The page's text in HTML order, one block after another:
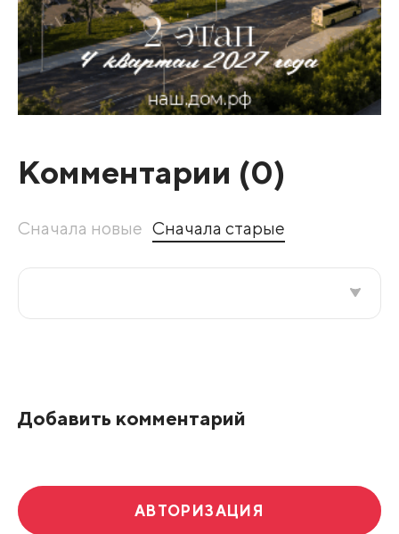
Комментарии (0)
Сначала новые Сначала старые
Добавить комментарий
АВТОРИЗАЦИЯ